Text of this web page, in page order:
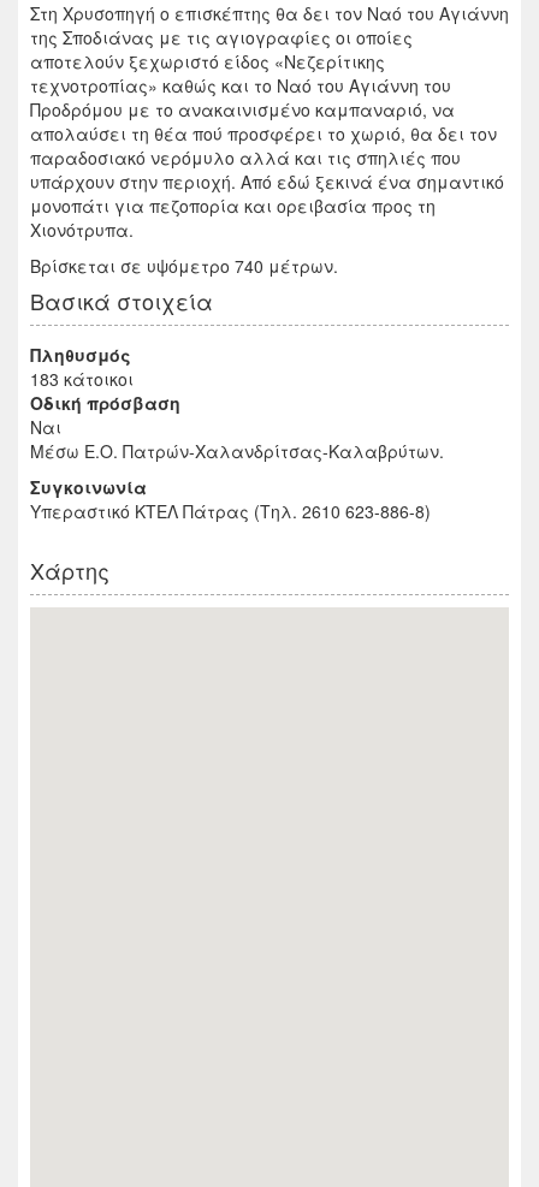
Στη Χρυσοπηγή ο επισκέπτης θα δει τον Ναό του Αγιάννη
της Σποδιάνας με τις αγιογραφίες οι οποίες
αποτελούν ξεχωριστό είδος «Νεζερίτικης
τεχνοτροπίας» καθώς και το Ναό του Αγιάννη του
Προδρόμου με το ανακαινισμένο καμπαναριό, να
απολαύσει τη θέα πού προσφέρει το χωριό, θα δει τον
παραδοσιακό νερόμυλο αλλά και τις σπηλιές που
υπάρχουν στην περιοχή. Από εδώ ξεκινά ένα σημαντικό
μονοπάτι για πεζοπορία και ορειβασία προς τη
Χιονότρυπα.
Βρίσκεται σε υψόμετρο 740 μέτρων.
Βασικά στοιχεία
Πληθυσμός
183 κάτοικοι
Οδική πρόσβαση
Ναι
Μέσω Ε.Ο. Πατρών-Χαλανδρίτσας-Καλαβρύτων.
Συγκοινωνία
Υπεραστικό ΚΤΕΛ Πάτρας (Τηλ. 2610 623-886-8)
Χάρτης